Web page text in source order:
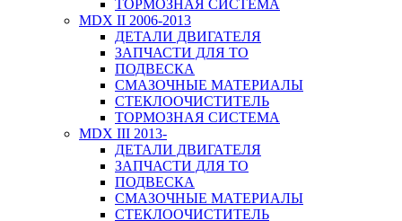
ТОРМОЗНАЯ СИСТЕМА
MDX II 2006-2013
ДЕТАЛИ ДВИГАТЕЛЯ
ЗАПЧАСТИ ДЛЯ ТО
ПОДВЕСКА
СМАЗОЧНЫЕ МАТЕРИАЛЫ
СТЕКЛООЧИСТИТЕЛЬ
ТОРМОЗНАЯ СИСТЕМА
MDX III 2013-
ДЕТАЛИ ДВИГАТЕЛЯ
ЗАПЧАСТИ ДЛЯ ТО
ПОДВЕСКА
СМАЗОЧНЫЕ МАТЕРИАЛЫ
СТЕКЛООЧИСТИТЕЛЬ